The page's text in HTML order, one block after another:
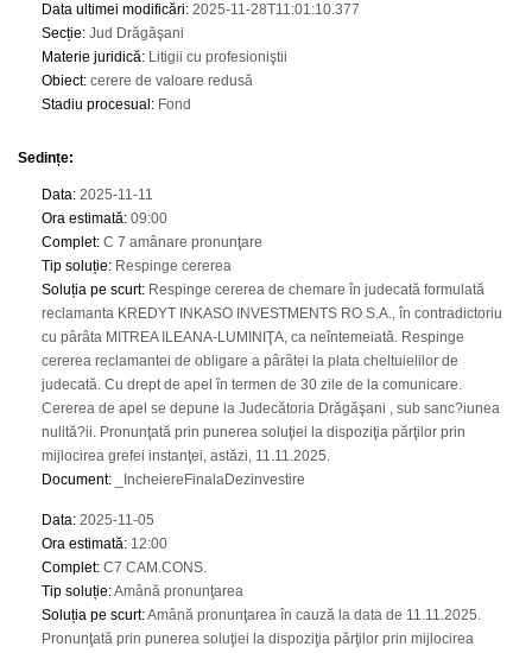
Data ultimei modificări: 2025-11-28T11:01:10.377
Secție: Jud Drăgăşani
Materie juridică: Litigii cu profesioniştii
Obiect: cerere de valoare redusă
Stadiu procesual : Fond
Sedințe:
Data: 2025-11-11
Ora estimată: 09:00
Complet: C 7 amânare pronunţare
Tip soluție: Respinge cererea
Soluția pe scurt: Respinge cererea de chemare în judecată formulată
reclamanta KREDYT INKASO INVESTMENTS RO S.A., în contradictoriu
cu pârâta MITREA ILEANA-LUMINIŢA, ca neîntemeiată. Respinge
cererea reclamantei de obligare a pârâtei la plata cheltuielilor de
judecată. Cu drept de apel în termen de 30 zile de la comunicare.
Cererea de apel se depune la Judecătoria Drăgăşani , sub sanc?iunea
nulită?ii. Pronunţată prin punerea soluţiei la dispoziţia părţilor prin
mijlocirea grefei instanţei, astăzi, 11.11.2025.
Document: _IncheiereFinalaDezinvestire
Data: 2025-11-05
Ora estimată: 12:00
Complet: C7 CAM.CONS.
Tip soluție:Amână pronunţarea
Soluția pe scurt:Amână pronunţarea în cauză la data de 11.11.2025.
Pronunţată prin punerea soluţiei la dispoziţia părţilor prin mijlocirea